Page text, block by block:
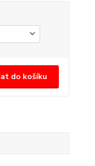
do košíku